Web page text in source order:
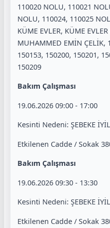
110020 NOLU, 110021
NOLU, 110024, 110025
KÜME EVLER, KÜME
MUHAMMED EMİN ÇELİK,
150153, 150200, 150201,
150209
Bakım Çalışması
19.06.2026 09:00 - 17:00
Kesinti Nedeni: ŞEBEKE
Etkilenen Cadde / Sokak
Bakım Çalışması
19.06.2026 09:30 - 13:30
Kesinti Nedeni: ŞEBEKE
Etkilenen Cadde / Sokak